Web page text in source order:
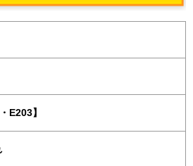
E203】